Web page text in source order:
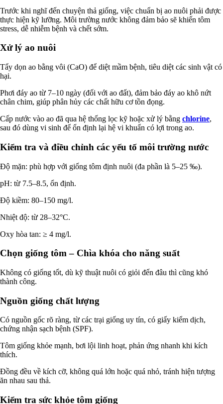
Trước khi nghĩ đến chuyện thả giống, việc chuẩn bị ao nuôi phải được
thực hiện kỹ lưỡng. Môi trường nước không đảm bảo sẽ khiến tôm
stress, dễ nhiễm bệnh và chết sớm.
Xử lý ao nuôi
Tẩy dọn ao bằng vôi (CaO) để diệt mầm bệnh, tiêu diệt các sinh vật có
hại.
Phơi đáy ao từ 7–10 ngày (đối với ao đất), đảm bảo đáy ao khô nứt
chân chim, giúp phân hủy các chất hữu cơ tồn đọng.
Cấp nước vào ao đã qua hệ thống lọc kỹ hoặc xử lý bằng chlorine,
sau đó dùng vi sinh để ổn định lại hệ vi khuẩn có lợi trong ao.
Kiểm tra và điều chỉnh các yếu tố môi trường nước
Độ mặn: phù hợp với giống tôm định nuôi (đa phần là 5–25 ‰).
pH: từ 7.5–8.5, ổn định.
Độ kiềm: 80–150 mg/l.
Nhiệt độ: từ 28–32°C.
Oxy hòa tan: ≥ 4 mg/l.
Chọn giống tôm – Chìa khóa cho năng suất
Không có giống tốt, dù kỹ thuật nuôi có giỏi đến đâu thì cũng khó
thành công.
Nguồn giống chất lượng
Có nguồn gốc rõ ràng, từ các trại giống uy tín, có giấy kiểm dịch,
chứng nhận sạch bệnh (SPF).
Tôm giống khỏe mạnh, bơi lội linh hoạt, phản ứng nhanh khi kích
thích.
Đồng đều về kích cỡ, không quá lớn hoặc quá nhỏ, tránh hiện tượng
ăn nhau sau thả.
Kiểm tra sức khỏe tôm giống